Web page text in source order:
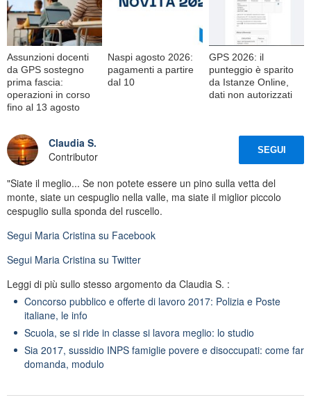
Assunzioni docenti
da GPS sostegno
prima fascia:
operazioni in corso
fino al 13 agosto
Naspi agosto 2026:
pagamenti a partire
dal 10
GPS 2026: il
punteggio è sparito
da Istanze Online,
dati non autorizzati
Claudia S.
Contributor
SEGUI
"Siate il meglio... Se non potete essere un pino sulla vetta del
monte, siate un cespuglio nella valle, ma siate il miglior piccolo
cespuglio sulla sponda del ruscello.
Segui Maria Cristina su Facebook
Segui Maria Cristina su Twitter
Leggi di più sullo stesso argomento da Claudia S. :
Concorso pubblico e offerte di lavoro 2017: Polizia e Poste
italiane, le info
Scuola, se si ride in classe si lavora meglio: lo studio
Sia 2017, sussidio INPS famiglie povere e disoccupati: come far
domanda, modulo